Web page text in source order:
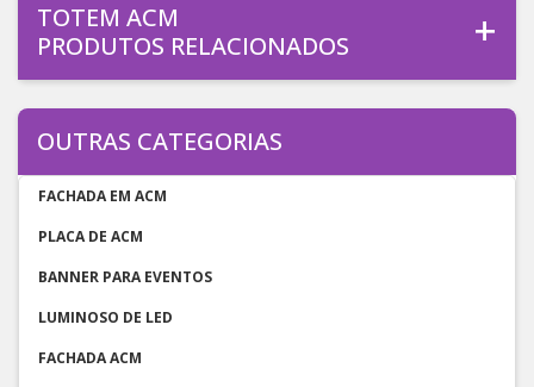
TOTEM ACM
PRODUTOS RELACIONADOS
OUTRAS CATEGORIAS
FACHADA EM ACM
PLACA DE ACM
BANNER PARA EVENTOS
LUMINOSO DE LED
FACHADA ACM